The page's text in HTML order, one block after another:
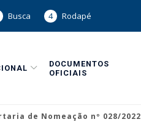
Busca 4 Rodapé
DOCUMENTOS
OFICIAIS
de Nomeação nº 028/2022